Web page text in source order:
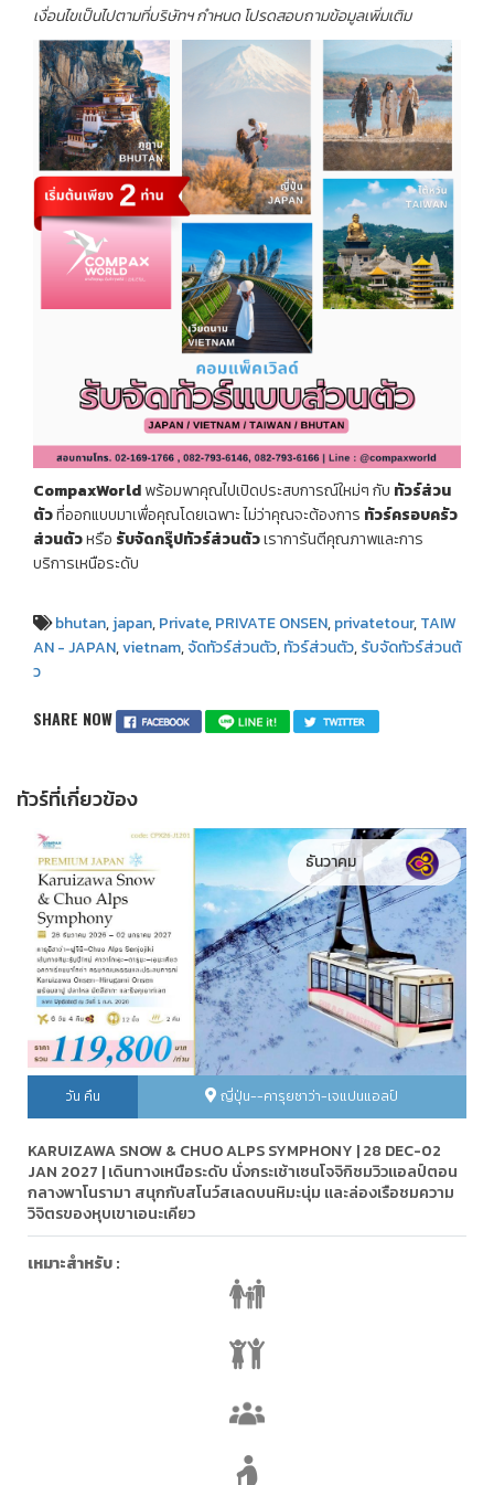
เงื่อนไขเป็นไปตามที่บริษัทฯ กำหนด โปรดสอบถามข้อมูลเพิ่มเติม
CompaxWorldพร้อมพาคุณไปเปิดประสบการณ์ใหม่ๆ กับ ทัวร์ส่วน
ตัวที่ออกแบบมาเพื่อคุณโดยเฉพาะ ไม่ว่าคุณจะต้องการ ทัวร์ครอบครัว
ส่วนตัวหรือ รับจัดกรุ๊ปทัวร์ส่วนตัวเราการันตีคุณภาพและการ
บริการเหนือระดับ
bhutan,japan,Private,PRIVATE ONSEN,privatetour,TAIW
AN - JAPAN,vietnam,จัดทัวร์ส่วนตัว,ทัวร์ส่วนตัว,รับจัดทัวร์ส่วนตั
ว
SHARE NOW
ทัวร์ที่เกี่ยวข้อง
ธันวาคม
วัน คืน ญี่ปุ่น--คารุยซาว่า-เจแปนแอลป์
KARUIZAWA SNOW & CHUO ALPS SYMPHONY | 28 DEC-02
JAN 2027 | เดินทางเหนือระดับ นั่งกระเช้าเซนโจจิกิชมวิวแอลป์ตอน
กลางพาโนรามา สนุกกับสโนว์สเลดบนหิมะนุ่ม และล่องเรือชมความ
วิจิตรของหุบเขาเอนะเคียว
เหมาะสำหรับ :